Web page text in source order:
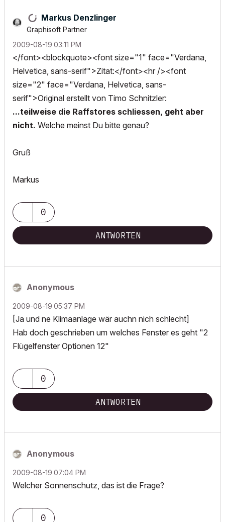
Markus Denzlinger
Graphisoft Partner
‎2009-08-19 03:11 PM
</font><blockquote><font size="1" face="Verdana,
Helvetica, sans-serif">Zitat:</font><hr /><font
size="2" face="Verdana, Helvetica, sans-
serif">Original erstellt von Timo Schnitzler:
...teilweise die Raffstores schliessen, geht aber
nicht. Welche meinst Du bitte genau?
Gruß
Markus
0
ANTWORTEN
Anonymous
‎2009-08-19 05:37 PM
[Ja und ne Klimaanlage wär auchn nich schlecht]
Hab doch geschrieben um welches Fenster es geht "2
Flügelfenster Optionen 12"
0
ANTWORTEN
Anonymous
‎2009-08-19 07:04 PM
Welcher Sonnenschutz, das ist die Frage?
0